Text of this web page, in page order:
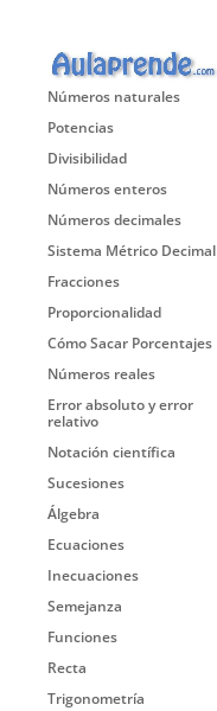
Números naturales
Potencias
Divisibilidad
Números enteros
Números decimales
Sistema Métrico Decimal
Fracciones
Proporcionalidad
Cómo Sacar Porcentajes
Números reales
Error absoluto y error
relativo
Notación científica
Sucesiones
Álgebra
Ecuaciones
Inecuaciones
Semejanza
Funciones
Recta
Trigonometría